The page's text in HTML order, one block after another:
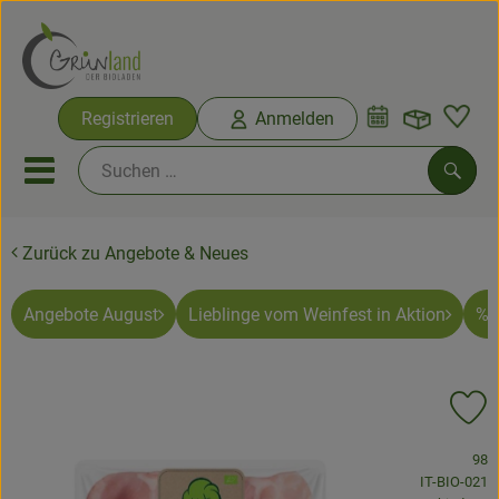
Registrieren Anmelden
Mobiles Menu öffnen oder
Ökokisten
Bio-Kochkisten
Obst & Gemüse
Zurück zu Angebote & Neues
Angebote August Lieblinge vom Weinfest in Aktion %
, Verband:
98
,IT-BIO-021